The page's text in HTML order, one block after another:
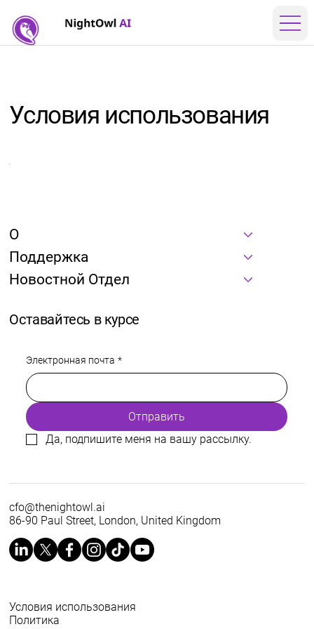
Условия использования
О
Поддержка
Новостной Отдел
Оставайтесь в курсе
Электронная почта *
Отправить
Да, подпишите меня на вашу рассылку.
cfo@thenightowl.ai
86-90 Paul Street, London, United Kingdom
Условия использования
Политика